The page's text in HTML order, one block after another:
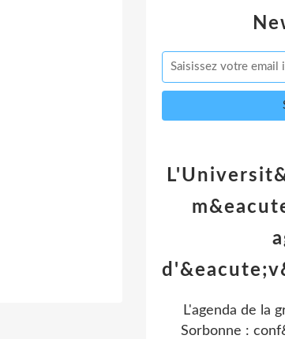
L'agenda de la
Sorbonne :